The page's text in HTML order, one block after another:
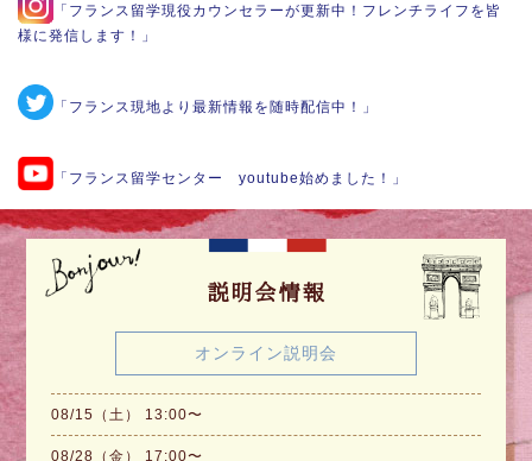
「フランス留学現役カウンセラーが更新中！フレンチライフを皆
様に発信します！」
「フランス現地より最新情報を随時配信中！」
「フランス留学センター youtube始めました！」
説明会情報
オンライン説明会
08/15（土） 13:00〜
08/28（金） 17:00〜